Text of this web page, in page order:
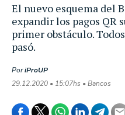
El nuevo esquema del
expandir los pagos QR
primer obstáculo.
pasó.
PoriProUP
29.12.2020 • 15:07hs • Bancos